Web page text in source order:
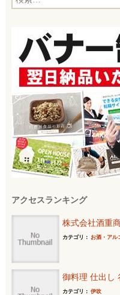
アクセスランキング
株式会社酒重
カテゴリ： お酒・アル
御料理 仕出し
カテゴリ： 伊吹